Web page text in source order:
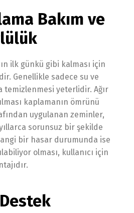
Bakım ve
ilk günkü gibi kalması için
Genellikle sadece su ve
yeterlidir. Ağır
kaplamanın ömrünü
uygulanan zeminler,
sorunsuz bir şekilde
bir hasar durumunda ise
olması, kullanıcı için